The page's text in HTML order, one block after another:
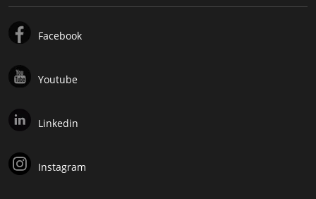
Facebook
Youtube
Linkedin
Instagram